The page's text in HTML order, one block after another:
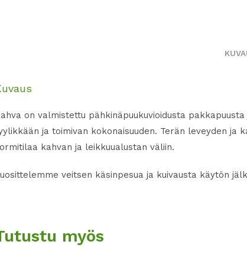
on valmistettu pähkinäpuukuvioidusta
ja toimivan kokonaisuuden. Terän leveyden ja
kahvan ja leikkuualustan väliin.
veitsen käsinpesua ja kuivausta käytön
myös